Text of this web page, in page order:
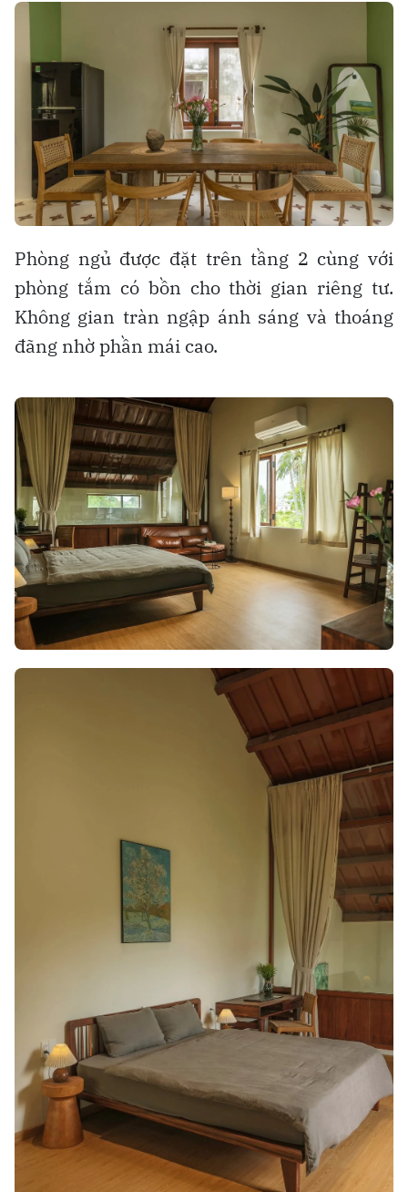
Phòng ngủ được đặt trên tầng 2 cùng với
phòng tắm có bồn cho thời gian riêng tư.
Không gian tràn ngập ánh sáng và thoáng
đãng nhờ phần mái cao.